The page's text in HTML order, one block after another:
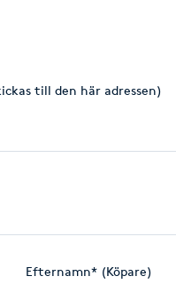
till den här adressen)
Efternamn* (Köpare)